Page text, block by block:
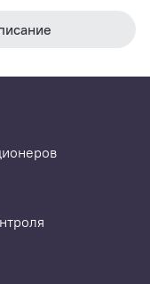
90% (при 25 °C)
0 ° - 40 °С
Air